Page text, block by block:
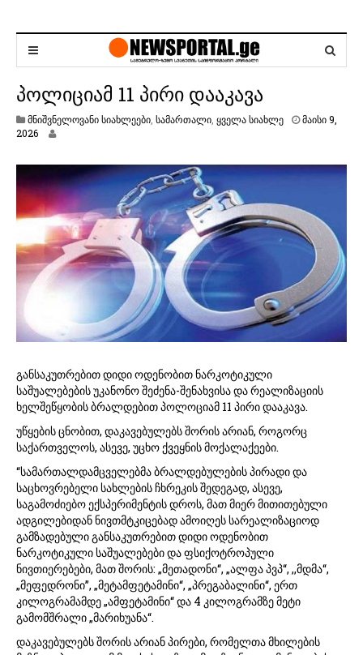
პოლიციამ 11 პირი დააკავა
მნიშვნელოვანი სიახლეები სამართალი ყველა სიახლე
მაისი 9,
2026მ
ი
9
,
0
2
6
განსაკუთრებით დიდი ოდენობით ნარკოტიკული
საშუალებების უკანონო შეძენა-შენახვისა და რეალიზაციის
ხელშეწყობის ბრალდებით პოლოციამ 11 პირი დააკავა.
უწყების ცნობით, დაკავებულებს შორის არიან, როგორც
საქართველოს, ასევე, უცხო ქვეყნის მოქალაქეები.
“სამართალდამცველებმა ბრალდებულების პირადი და
საცხოვრებელი სახლების ჩხრეკის შედეგად, ასევე,
საგამოძიებო ექსპერიმენტის დროს, მათ მიერ მითითებული
ადგილებიდან ნივთმტკიცებად ამოიღეს სარეალიზაციოდ
გამზადებული განსაკუთრებით დიდი ოდენობით
ნარკოტიკული საშუალებები და ფსიქოტროპული
ნივთიერებები, მათ შორის: „მეთადონი“, „ალფა პვპ“, ,,მდმა“,
„მეფედრონი”, „მეტამფეტამინი“, „პრეგაბალინი“, ერთ
კილოგრამამდე „ამფეტამინი“ და 4 კილოგრამზე მეტი
გამომშრალი „მარიხუანა“.
დაკავებულებს შორის არიან პირები, რომელთა მხილების